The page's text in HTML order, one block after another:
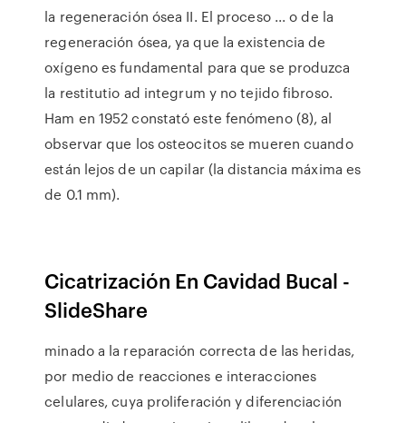
la regeneración ósea II. El proceso ... o de la
regeneración ósea, ya que la existencia de
oxígeno es fundamental para que se produzca
la restitutio ad integrum y no tejido fibroso.
Ham en 1952 constató este fenómeno (8), al
observar que los osteocitos se mueren cuando
están lejos de un capilar (la distancia máxima es
de 0.1 mm).
Cicatrización En Cavidad Bucal -
SlideShare
minado a la reparación correcta de las heridas,
por medio de reacciones e interacciones
celulares, cuya proliferación y diferenciación